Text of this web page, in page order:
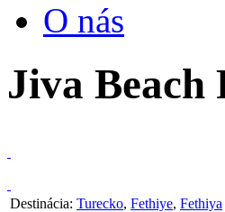
O nás
Jiva Beach
Destinácia: Turecko, Fethiye, Fethiya